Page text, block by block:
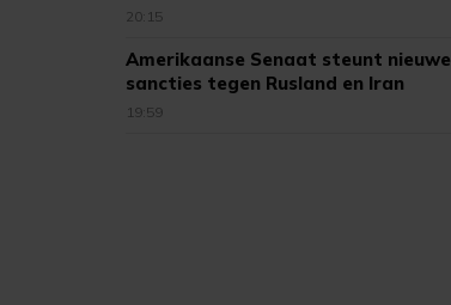
20:15
Amerikaanse Senaat steunt nieuwe
sancties tegen Rusland en Iran
19:59